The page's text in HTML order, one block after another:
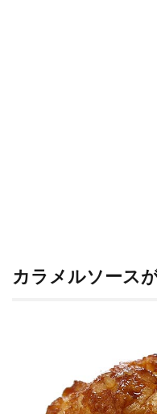
カラメルソース